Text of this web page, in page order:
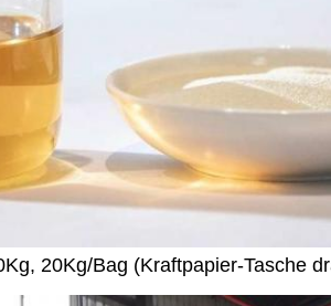
20Kg/Bag (Kraftpapier-Tasche